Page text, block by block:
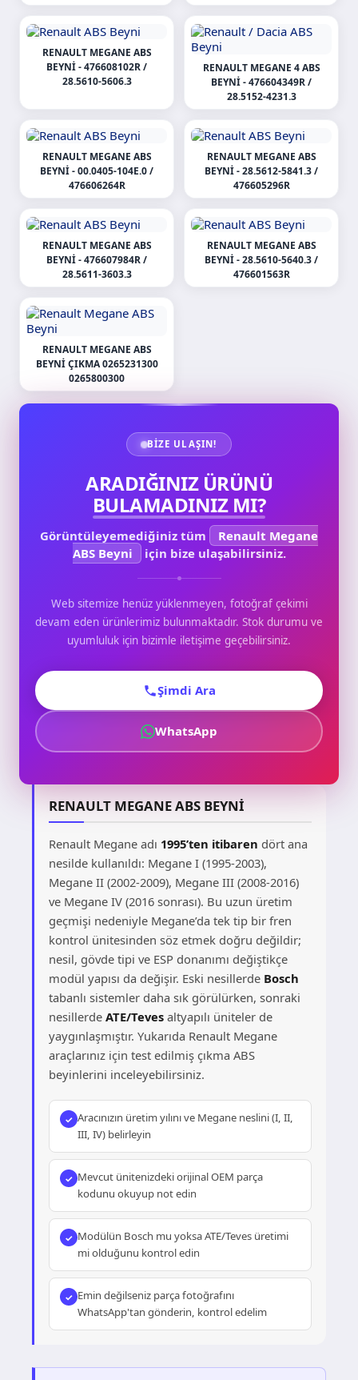
RENAULT MEGANE ABS
BEYNI - 476608102R /
28.5610-5606.3
RENAULT MEGANE 4 ABS
BEYNI - 476604349R /
28.5152-4231.3
RENAULT MEGANE ABS
BEYNI - 00.0405-104E.0 /
476606264R
RENAULT MEGANE ABS
BEYNI - 28.5612-5841.3 /
476605296R
RENAULT MEGANE ABS
BEYNI - 476607984R /
28.5611-3603.3
RENAULT MEGANE ABS
BEYNI - 28.5610-5640.3 /
476601563R
RENAULT MEGANE ABS
BEYNI ÇIKMA 0265231300
0265800300
BIZE ULAŞIN!
ARADIĞINIZ ÜRÜNÜ
BULAMADINIZ MI?
Görüntüleyemediğiniz tüm
Renault Megane
ABS Beyni
için bize ulaşabilirsiniz.
Web sitemize henüz yüklenmeyen, fotoğraf çekimi
devam eden ürünlerimiz bulunmaktadır. Stok durumu ve
uyumluluk için bizimle iletişime geçebilirsiniz.
Şimdi Ara
WhatsApp
RENAULT MEGANE ABS BEYNI
Renault Megane adı 1995’ten itibaren dört ana
nesilde kullanıldı: Megane I (1995-2003),
Megane II (2002-2009), Megane III (2008-2016)
ve Megane IV (2016 sonrası). Bu uzun üretim
geçmişi nedeniyle Megane’da tek tip bir fren
kontrol ünitesinden söz etmek doğru değildir;
nesil, gövde tipi ve ESP donanımı değiştikçe
modül yapısı da değişir. Eski nesillerde Bosch
tabanlı sistemler daha sık görülürken, sonraki
nesillerde ATE/Tevesaltyapılı üniteler de
yaygınlaşmıştır. Yukarıda Renault Megane
araçlarınız için test edilmiş çıkma ABS
beyinlerini inceleyebilirsiniz.
Aracınızın üretim yılını ve Megane neslini (I, II,
III, IV) belirleyin
Mevcut ünitenizdeki orijinal OEM parça
kodunu okuyup not edin
Modülün Bosch mu yoksa ATE/Teves üretimi
mi olduğunu kontrol edin
Emin değilseniz parça fotoğrafını
WhatsApp'tan gönderin, kontrol edelim